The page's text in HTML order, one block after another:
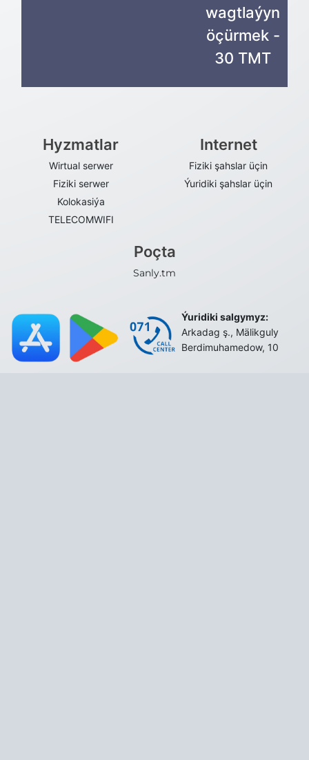
wagtlaýyn
öçürmek -
30 ТМТ
Hyzmatlar
Wirtual serwer
Fiziki serwer
Kolokasiýa
TELECOMWIFI
Internet
Fiziki şahslar üçin
Ýuridiki şahslar üçin
Poçta
Sanly.tm
Ýuridiki salgymyz:
Arkadag ş., Mälikguly
Berdimuhamedow, 10